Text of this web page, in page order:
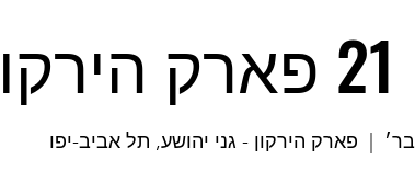
פארק הירקון - גני יהושע, תל אביב-יפו